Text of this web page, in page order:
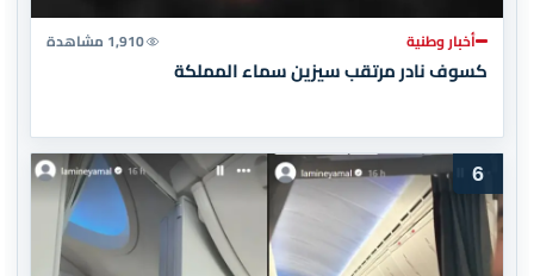
أخبار وطنية 1,910 مشاهدة
كسوف نادر مرتقب سيزين سماء المملكة
6